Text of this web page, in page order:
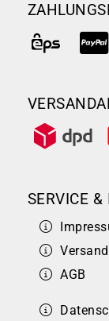
SERVICE &
AGB